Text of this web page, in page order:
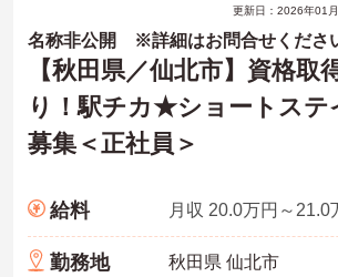
更新日：2026年01
名称非公開 ※詳細はお問合せくださ
【秋田県／仙北市】資格取
り！駅チカ★ショートステ
募集＜正社員＞
給料 月収 20.0万円～21.0
勤務地 秋田県 仙北市